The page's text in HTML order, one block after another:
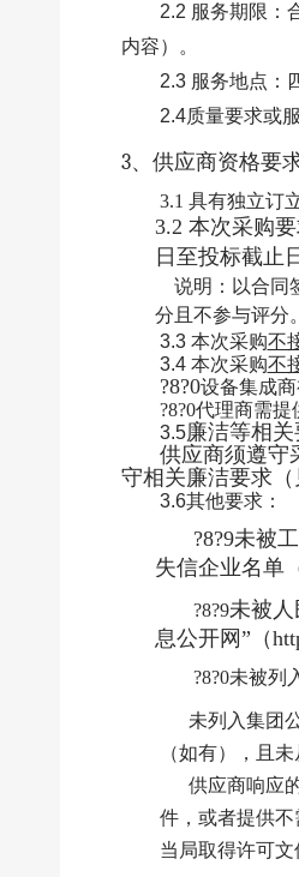
2.2 服务期限：
内容）。
2.3 服务地点：
2.4质量要求或
3、供应商资格要
3.1 具有独立订
3.2 本次采购
日至投标截止
说明：以合同
分且不参与评分
3.3 本次采购不
3.4 本次采购不
?8?0设备集成
?8?0代理商需提
3.5廉洁等相关
供应商须遵守
守相关廉洁要求
3.6其他要求：
?8?9未被
失信企业名单
?8?9未被人
息公开网”（
?8?0未被列
未列入集团
（如有），且
供应商响应
件，或者提供
当局取得许可